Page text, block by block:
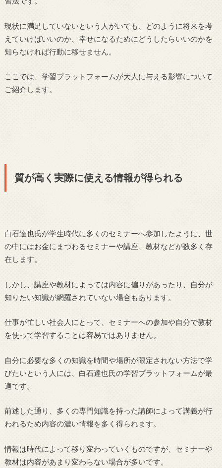
現状に満足していないという人がいても、どのように将来を考
えていけばいいのか、幸せになるためにどうしたらいいのかを
知らなければ行動に移せません。
ここでは、学習プラットフォームが大人に与える影響について
ご紹介します。
質が高く実際に使える情報が得られる
白石達也氏が学生時代に多くのセミナーへ参加したように、世
の中にはお金にまつわるセミナーや講座、教材などが数多く存
在します。
しかし、講座や教材によっては内容に偏りがあったり、自分が
知りたい知識が網羅されていない場合もあります。
仕事が忙しい社会人にとって、セミナーへの参加や自分で教材
を使って学習することは容易ではありません。
自分に必要な多くの知識を時間や場所が限定されない方法で学
びたいという人には、白石達也氏の学習プラットフォームが最
適です。
前述した通り、多くの専門知識を持った講師によって講義が行
われるため内容の濃い情報を多く得られます。
情報は時代によって移り変わっていくものですが、セミナーや
教材は内容があまり変わらない場合が多いです。